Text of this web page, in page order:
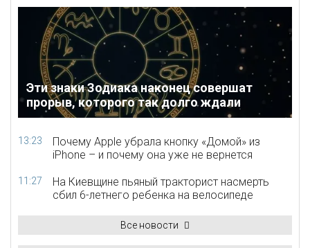
Эти знаки Зодиака наконец совершат
прорыв, которого так долго ждали
13:23
Почему Apple убрала кнопку «Домой» из
iPhone – и почему она уже не вернется
11:27
На Киевщине пьяный тракторист насмерть
сбил 6-летнего ребенка на велосипеде
Все новости